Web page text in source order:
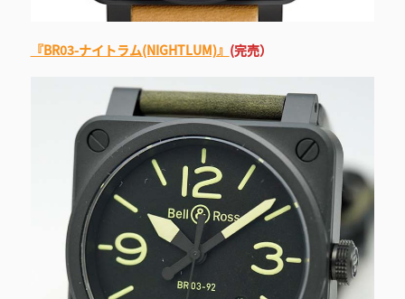
『BR03-ナイトラム(NIGHTLUM)』 (完売）